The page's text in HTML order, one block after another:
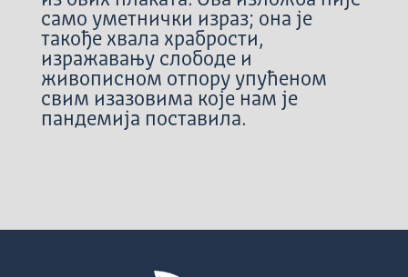
само уметнички израз; она је
такође хвала храбрости,
изражавању слободе и
живописном отпору упућеном
свим изазовима које нам је
пандемија поставила.